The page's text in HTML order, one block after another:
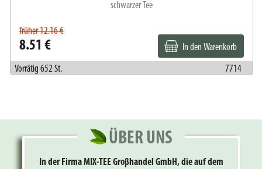
schwarzer Tee
früher 12.16 €
8.51 € In den Warenkorb
Vorrätig 652 St. 7714
ÜBER UNS
In der Firma MIX-TEE Groβhandel GmbH, die auf dem